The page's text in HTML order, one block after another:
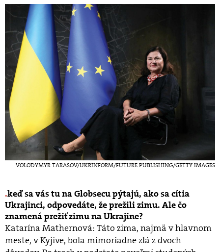
VOLODYMYR TARASOV/UKRINFORM/FUTURE PUBLISHING/GETTY IMAGES
keď sa vás tu na Globsecu pýtajú, ako sa cítia
Ukrajinci, odpovedáte, že prežili zimu. Ale čo
znamená prežiť zimu na Ukrajine?
Katarína Mathernová: Táto zima, najmä v hlavnom
meste, v Kyjive, bola mimoriadne zlá z dvoch